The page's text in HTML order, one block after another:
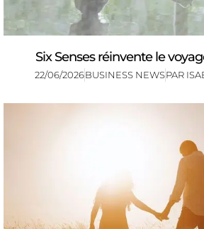
Six Senses réinvente le
22/06/2026BUSINESS NEWSPAR